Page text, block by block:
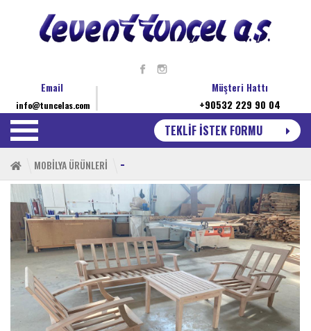
Müşteri Hattı
+90532 229 90 04
Email
info@tuncelas.com
TEKLİF İSTEK FORMU
MOBİLYA ÜRÜNLERİ -